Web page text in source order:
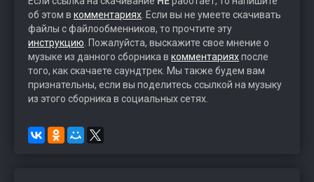
об этом в комментариях . Если вы не умеете скачивать
файлы с файлообменников, то прочтите эту
инструкцию . Пожалуйста, выскажите свое мнение о
музыке из данного сборника в комментарияхпосле
того, как скачаете саундтрек. Мы также будем вам
признательны, если вы поделитесь ссылкой на музыку
из этого сборника в социальных сетях.